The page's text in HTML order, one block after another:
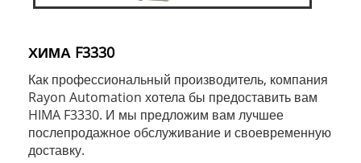
ХИМА F3330
Как профессиональный производитель, компания
Rayon Automation хотела бы предоставить вам
HIMA F3330. И мы предложим вам лучшее
послепродажное обслуживание и своевременную
доставку.